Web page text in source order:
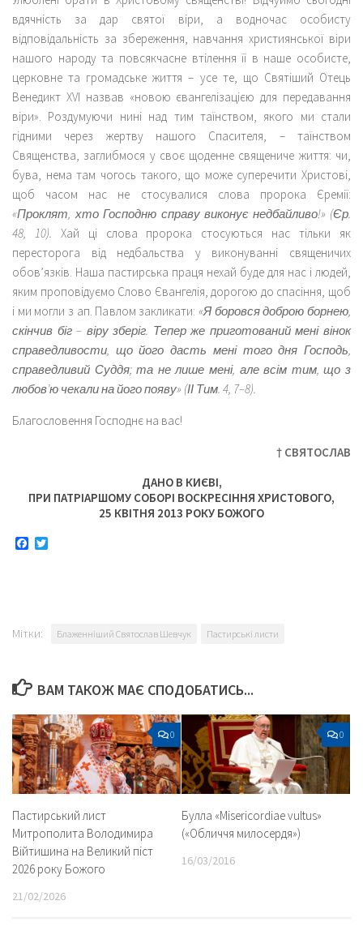
вдячність за дар святої віри, а водночас особисту
відповідальність за збереження, навчання християнської віри
нашого народу та повсякчасне втілення її в наше особисте,
церковне та громадське життя – усе те, що Святіший Отець
Венедикт XVI назвав «новою євангелізацією для передавання
віри». Роздумуючи нині над тим таїнством, якого ми стали
гідними через жертву нашого Спасителя, – таїнством
Священства, заглибмося у своє щоденне священиче життя: чи,
бува, нема там чогось такого, що може суперечити Христові,
щоб часом нас не стосувалися слова пророка Єремії:
«Проклят, хто Господню справу виконує недбайливо!» (Єр.
48, 10). Хай ці слова пророка стосуються нас тільки як
пересторога від недбальства у виконуванні священичих
обов’язків. Наша пастирська праця нехай буде для нас і людей,
яким проповідуємо Слово Євангелія, дорогою до спасіння, щоб
і ми могли з ап. Павлом закликати: «Я боровся доброю борнею,
скінчив біг – віру зберіг. Тепер же приготований мені вінок
справедливости, що його дасть мені того дня Господь,
справедливий Суддя; та не лише мені, але всім тим, що з
любов’ю чекали на його появу» (ІІ Тим. 4, 7–8).
Благословення Господнє на вас!
† СВЯТОСЛАВ
ДАНО В КИЄВІ,
ПРИ ПАТРІАРШОМУ СОБОРІ ВОСКРЕСІННЯ ХРИСТОВОГО,
25 КВІТНЯ 2013 РОКУ БОЖОГО
Facebook
Мітки: Блаженніший Святослав Шевчук Пастирські листи
ВАМ ТАКОЖ МАЄ СПОДОБАТИСЬ...
0
Пастирський лист
Митрополита Володимира
Війтишина на Великий піст
2026 року Божого
21/02/2026
0
Булла «Misericordiae vultus»
(«Обличчя милосердя»)
16/03/2016